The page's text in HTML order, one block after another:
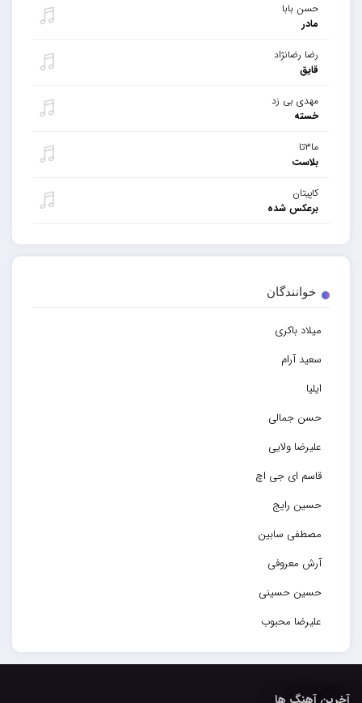
حسن بابا
مادر
رضا رضانژاد
قایق
مهدی بی زد
خسته
ما۳تا
بلاست
کاپیتان
برعکس شده
خوانندگان
میلاد باکری
سعید آرام
ایلیا
حسن جمالی
علیرضا ولایی
قاسم ای جی اچ
حسین رایج
مصطفی سابین
آرش معروفی
حسین حسینی
علیرضا محبوب
حسین حصارکی